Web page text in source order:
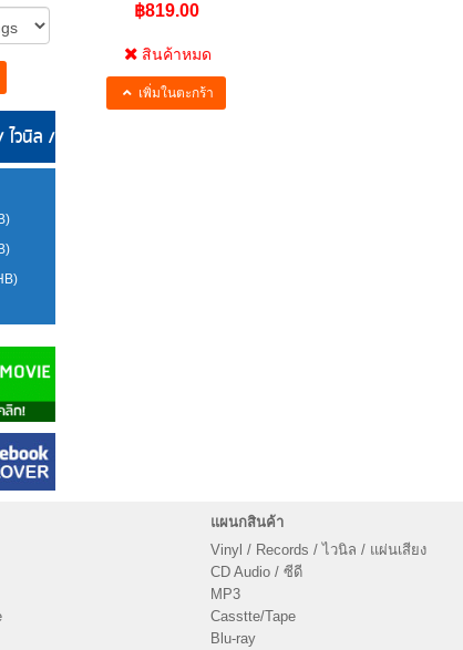
ไวนิล /
฿819.00
สินค้าหมด
เพิ่มในตะกร้า
แผนกสินค้า
Vinyl / Records / ไวนิล / แผ่นเสียง
CD Audio / ซีดี
MP3
Casstte/Tape
Blu-ray